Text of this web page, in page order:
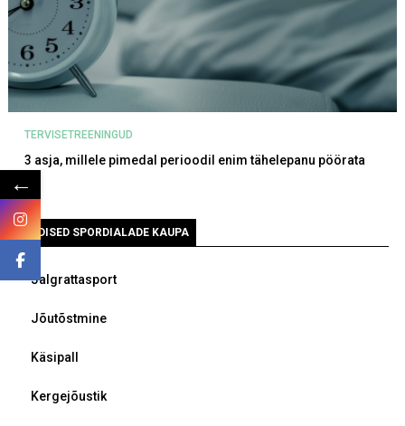
TERVISETREENINGUD
3 asja, millele pimedal perioodil enim tähelepanu pöörata
UUDISED SPORDIALADE KAUPA
Jalgrattasport
Jõutõstmine
Käsipall
Kergejõustik
←